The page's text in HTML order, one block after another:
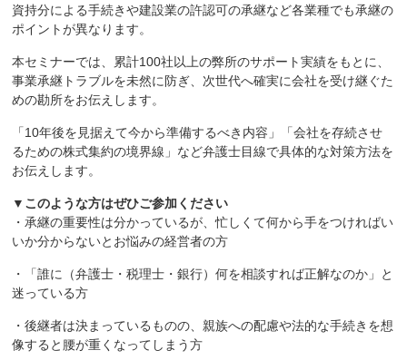
資持分による手続きや建設業の許認可の承継など各業種でも承継の
ポイントが異なります。
本セミナーでは、累計100社以上の弊所のサポート実績をもとに、
事業承継トラブルを未然に防ぎ、次世代へ確実に会社を受け継ぐた
めの勘所をお伝えします。
「10年後を見据えて今から準備するべき内容」「会社を存続させ
るための株式集約の境界線」など弁護士目線で具体的な対策方法を
お伝えします。
▼このような方はぜひご参加ください
・承継の重要性は分かっているが、忙しくて何から手をつければい
いか分からないとお悩みの経営者の方
・「誰に（弁護士・税理士・銀行）何を相談すれば正解なのか」と
迷っている方
・後継者は決まっているものの、親族への配慮や法的な手続きを想
像すると腰が重くなってしまう方